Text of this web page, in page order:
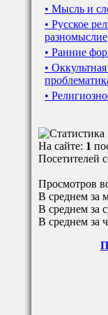
• Мысль и
• Русское
разномыслие
• Ранние
•
•
На сайте: 1
Посетителей
Просмотров
В среднем за
В среднем за
В среднем за